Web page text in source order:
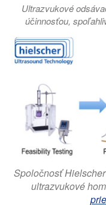
Ultrazvukové
účinnosťou,
Spoločnosť
ultrazvukové